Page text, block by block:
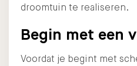
droomtuin te realiseren.
Begin met een
Voordat je begint met